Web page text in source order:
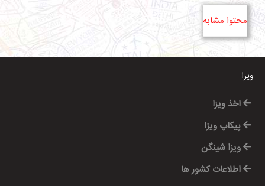
محتوا مشابه
ویزا
اخذ ویزا
پیکاپ ویزا
ویزا شینگن
اطلاعات کشور ها